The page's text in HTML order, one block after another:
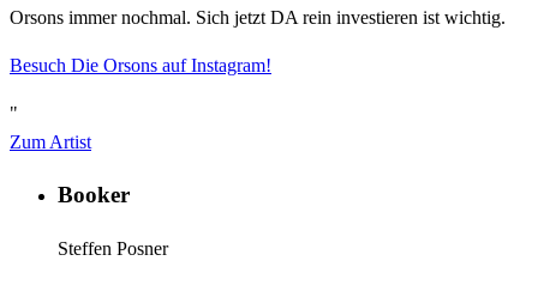
Orsons immer nochmal. Sich jetzt DA rein investieren ist wichtig.
Besuch Die Orsons auf Instagram!
"
Zum Artist
Booker
Steffen Posner